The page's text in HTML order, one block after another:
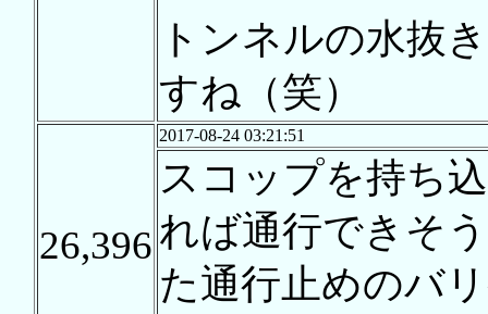
トンネルの水抜
すね（笑）
26,396
2017-08-24 03:21:51
スコップを持ち
れば通行できそ
た通行止めのバ